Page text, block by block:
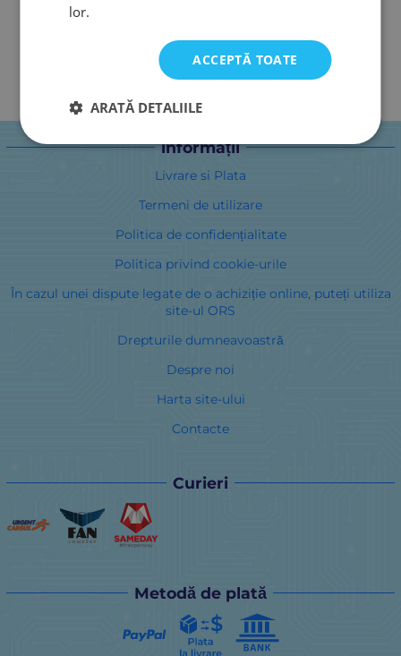
informații
Livrare si Plata
Termeni de utilizare
Politica de confidențialitate
Politica privind cookie-urile
În cazul unei dispute legate de o achiziție online, puteți utiliza
site-ul ORS
Drepturile dumneavoastră
Despre noi
Harta site-ului
Contacte
Curieri
Metodă de plată
lor.
ACCEPTĂ TOATE
ARATĂ DETALIILE